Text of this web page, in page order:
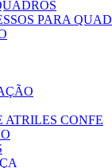
PARA QUAD
ATRILES CONFE